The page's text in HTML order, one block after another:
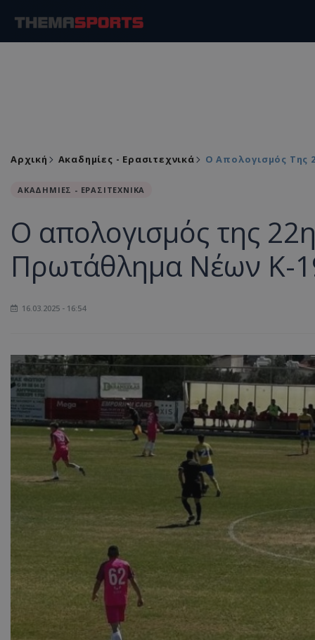
Αρχική Ακαδημίες - Ερασιτεχνικά Ο Απολογισμός Της
ΑΚΑΔΗΜΙΕΣ - ΕΡΑΣΙΤΕΧΝΙΚΑ
Ο απολογισμός της
Πρωτάθλημα Νέων Κ-
16.03.2025 - 16:54